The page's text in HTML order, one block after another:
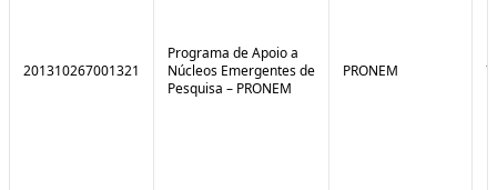
201310267001321
Programa de Apoio a
Núcleos Emergentes de
Pesquisa – PRONEM
PRONEM